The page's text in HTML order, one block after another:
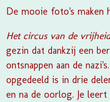
De mooie foto's maken
Het circus van de vrijheid
gezin dat dankzij een
ontsnappen aan de
opgedeeld is in drie
en na de oorlog. Je